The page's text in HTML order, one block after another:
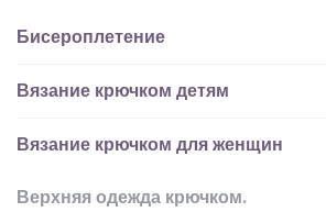
Бисероплетение
Вязание крючком детям
Вязание крючком для женщин
Верхняя одежда крючком.